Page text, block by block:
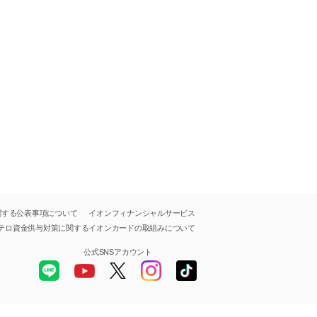
る公表事項について
イオンフィナンシャルサービス
ロ資金供与対策に関するイオンカードの取組みについて
公式SNSアカウント